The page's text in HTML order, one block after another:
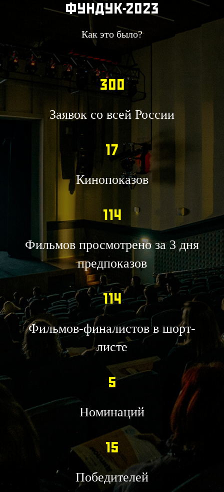
ФУНДУК-2023
Как это было?
300
Заявок со всей России
17
Кинопоказов
114
Фильмов просмотрено за 3 дня
предпоказов
114
Фильмов-финалистов в шорт-
листе
5
Номинаций
15
Победителей